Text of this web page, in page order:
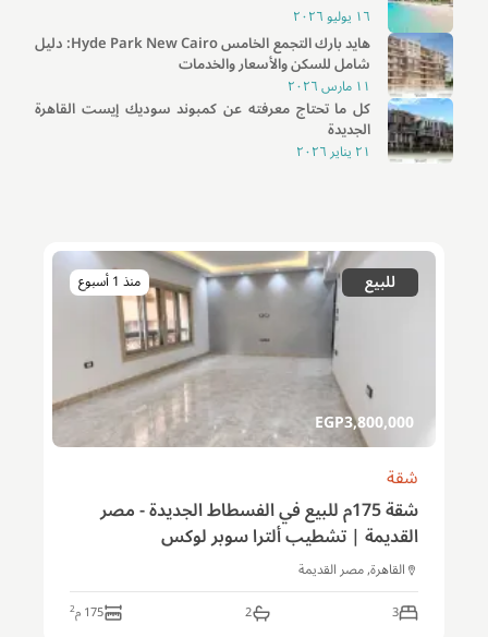
١٦ يوليو ٢٠٢٦
هايد بارك التجمع الخامس Hyde Park New Cairo: دليل
شامل للسكن والأسعار والخدمات
١١ مارس ٢٠٢٦
كل ما تحتاج معرفته عن كمبوند سوديك إيست القاهرة
الجديدة
٢١ يناير ٢٠٢٦
للبيع منذ 1 أسبوع
3,800,000
EGP
شقة
شقة 175م للبيع في الفسطاط الجديدة - مصر
القديمة | تشطيب ألترا سوبر لوكس
القاهرة, مصر القديمة
3
2
175م2